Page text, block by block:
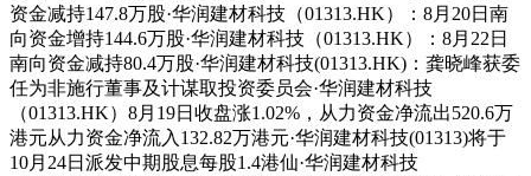
资金减持147.8万股·华润建材科技（01313.HK）：8月20日南
向资金增持144.6万股·华润建材科技（01313.HK）：8月22日
南向资金减持80.4万股·华润建材科技(01313.HK)：龚晓峰获委
任为非施行董事及计谋取投资委员会·华润建材科技
（01313.HK）8月19日收盘涨1.02%，从力资金净流出520.6万
港元从力资金净流入132.82万港元·华润建材科技(01313)将于
10月24日派发中期股息每股1.4港仙·华润建材科技